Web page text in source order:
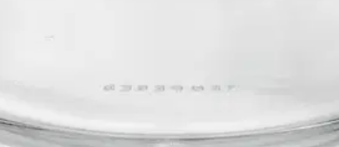
voisi muuten parantaa, anna palautetta.